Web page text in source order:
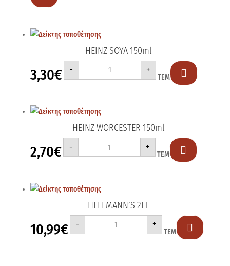
HEINZ SOYA 150ml
3,30€ -
HEINZ
150ml
+
ΤΕΜ 
HEINZ WORCESTER 150ml
2,70€ -
HEINZ
WORCESTER
150ml
+
ΤΕΜ 
HELLMANN’S 2LT
10,99€ -
HELLMANN'S
ποσότητα
+
ΤΕΜ 